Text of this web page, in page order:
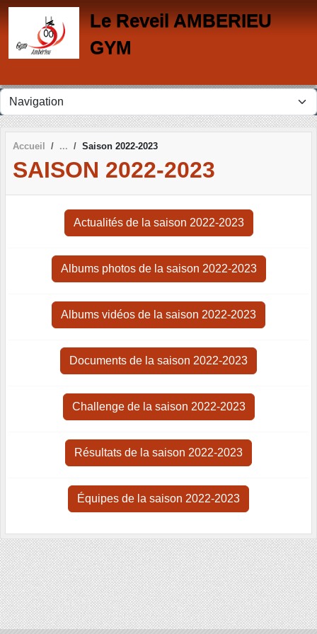
Le Reveil AMBERIEU
GYM
Accueil Saison 2022-2023
SAISON 2022-2023
Actualités de la saison 2022-2023
Albums photos de la saison 2022-2023
Albums vidéos de la saison 2022-2023
Documents de la saison 2022-2023
Challenge de la saison 2022-2023
Résultats de la saison 2022-2023
Équipes de la saison 2022-2023
Panneau de gestion des cookies